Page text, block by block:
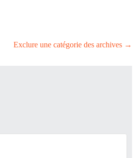
Exclure une catégorie des archives →